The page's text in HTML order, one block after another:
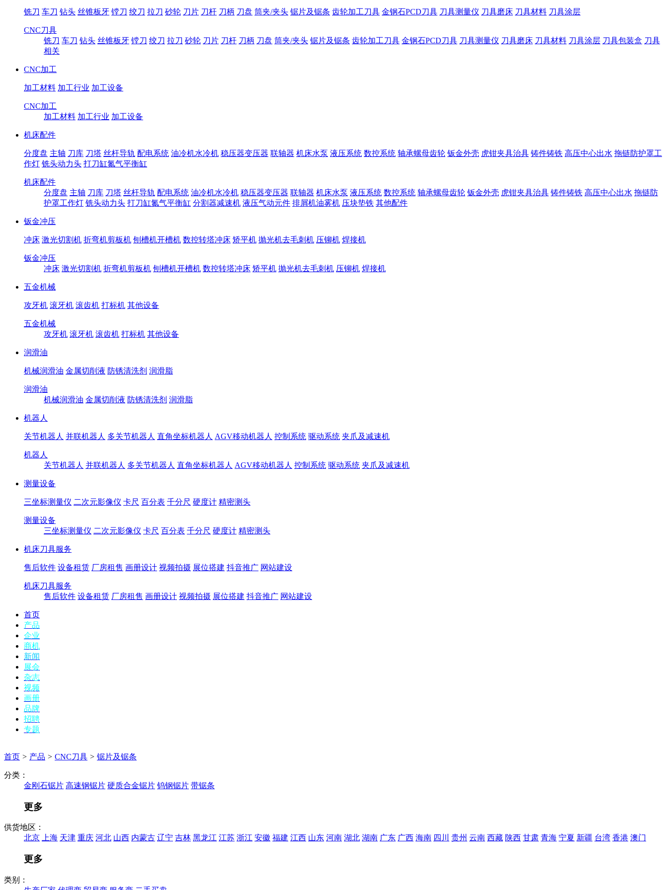
铣刀 车刀 钻头 丝锥板牙 镗刀 绞刀 拉刀 砂轮 刀片 刀杆 刀柄 刀盘 筒夹/夹头 锯片及锯条 齿轮加工刀具 金钢石PCD刀具 刀具测量仪 刀具磨床 刀具材料 刀具涂层
CNC刀具
铣刀 车刀 钻头 丝锥板牙 镗刀 绞刀 拉刀 砂轮 刀片 刀杆 刀柄 刀盘 筒夹/夹头 锯片及锯条 齿轮加工刀具 金钢石PCD刀具 刀具测量仪 刀具磨床 刀具材料 刀具涂层 刀具包装盒 刀具
相关
CNC加工
加工材料 加工行业 加工设备
CNC加工
加工材料 加工行业 加工设备
机床配件
分度盘 主轴 刀库 刀塔 丝杆导轨 配电系统 油冷机水冷机 稳压器变压器 联轴器 机床水泵 液压系统 数控系统 轴承螺母齿轮 钣金外壳 虎钳夹具治具 铸件铸铁 高压中心出水 拖链防护罩工
作灯 铣头动力头 打刀缸氮气平衡缸
机床配件
分度盘 主轴 刀库 刀塔 丝杆导轨 配电系统 油冷机水冷机 稳压器变压器 联轴器 机床水泵 液压系统 数控系统 轴承螺母齿轮 钣金外壳 虎钳夹具治具 铸件铸铁 高压中心出水 拖链防
护罩工作灯 铣头动力头 打刀缸氮气平衡缸 分割器减速机 液压气动元件 排屑机油雾机 压块垫铁 其他配件
钣金冲压
冲床 激光切割机 折弯机剪板机 刨槽机开槽机 数控转塔冲床 矫平机 抛光机去毛刺机 压铆机 焊接机
钣金冲压
冲床 激光切割机 折弯机剪板机 刨槽机开槽机 数控转塔冲床 矫平机 抛光机去毛刺机 压铆机 焊接机
五金机械
攻牙机 滚牙机 滚齿机 打标机 其他设备
五金机械
攻牙机 滚牙机 滚齿机 打标机 其他设备
润滑油
机械润滑油 金属切削液 防锈清洗剂 润滑脂
润滑油
机械润滑油 金属切削液 防锈清洗剂 润滑脂
机器人
关节机器人 并联机器人 多关节机器人 直角坐标机器人 AGV移动机器人 控制系统 驱动系统 夹爪及减速机
机器人
关节机器人 并联机器人 多关节机器人 直角坐标机器人 AGV移动机器人 控制系统 驱动系统 夹爪及减速机
测量设备
三坐标测量仪 二次元影像仪 卡尺 百分表 千分尺 硬度计 精密测头
测量设备
三坐标测量仪 二次元影像仪 卡尺 百分表 千分尺 硬度计 精密测头
机床刀具服务
售后软件 设备租赁 厂房租售 画册设计 视频拍摄 展位搭建 抖音推广 网站建设
机床刀具服务
售后软件 设备租赁 厂房租售 画册设计 视频拍摄 展位搭建 抖音推广 网站建设
首页
产品
企业
商机
新闻
展会
杂志
视频
画册
品牌
招聘
专题
首页 > 产品 > CNC刀具 > 锯片及锯条
分类：
金刚石锯片 高速钢锯片 硬质合金锯片 钨钢锯片 带锯条
更多
供货地区：
北京 上海 天津 重庆 河北 山西 内蒙古 辽宁 吉林 黑龙江 江苏 浙江 安徽 福建 江西 山东 河南 湖北 湖南 广东 广西 海南 四川 贵州 云南 西藏 陕西 甘肃 青海 宁夏 新疆 台湾 香港 澳门
更多
类别：